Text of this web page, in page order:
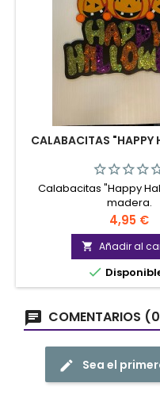
CALABACITAS "HAPPY
Calabacitas "Happy
madera.
Precio
4,95 €
 Añadir al

COMENTARIOS
Sea el